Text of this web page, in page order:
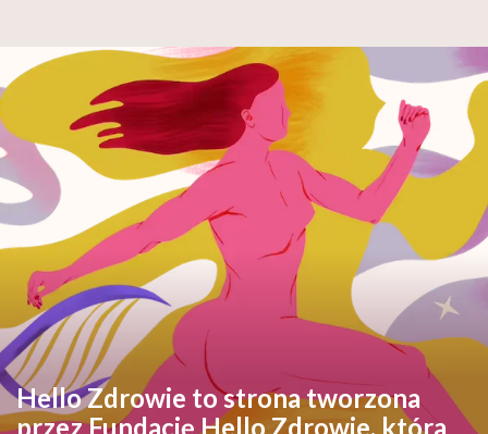
Hello Zdrowie to strona tworzona
przez Fundację Hello Zdrowie, która